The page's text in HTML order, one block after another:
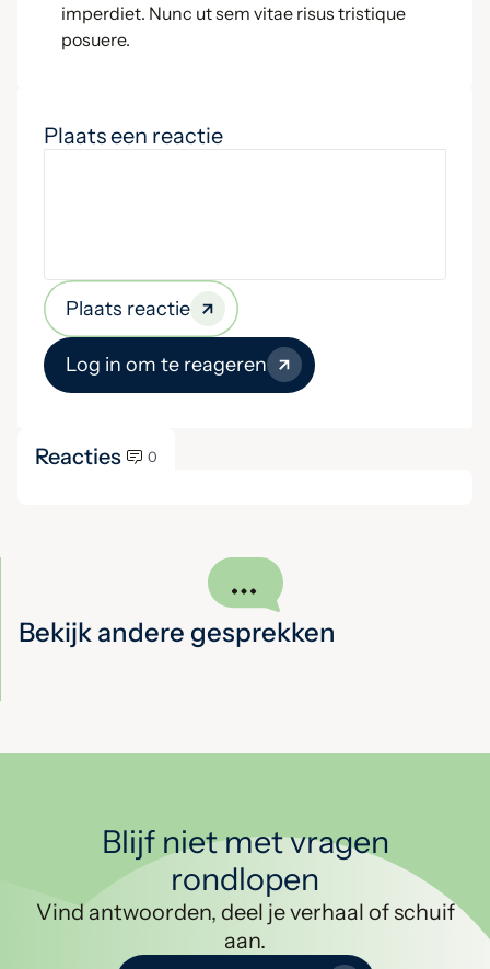
imperdiet. Nunc ut sem vitae risus tristique
posuere.
Plaats een reactie
Plaats reactie
Log in om te reageren
Reacties 0
Bekijk andere gesprekken
Blijf niet met vragen
rondlopen
Vind antwoorden, deel je verhaal of schuif
aan.